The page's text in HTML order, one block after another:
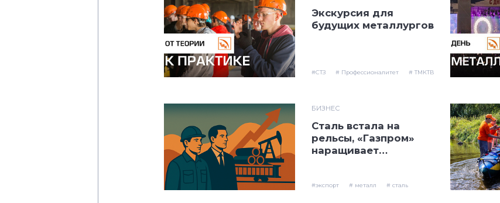
Экскурсия для
будущих металлургов
#СТЗ # Профессионалитет # ТМКТВ
БИЗНЕС
Сталь встала на
рельсы, «Газпром»
наращивает
едет в Сирию:
#экспорт # металл # сталь